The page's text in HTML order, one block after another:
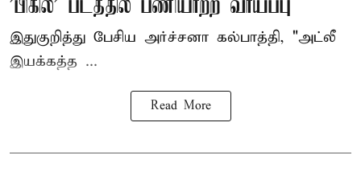
'பிகில்' படத்தில் பணியாற்ற வாய்ப்பு
இதுகுறித்து பேசிய அர்ச்சனா கல்பாத்தி, "அட்லீ
இயக்கத்த ...
Read More